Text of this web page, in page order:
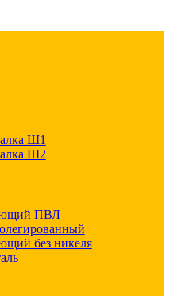
Ш1
Ш2
ПВЛ
без никеля